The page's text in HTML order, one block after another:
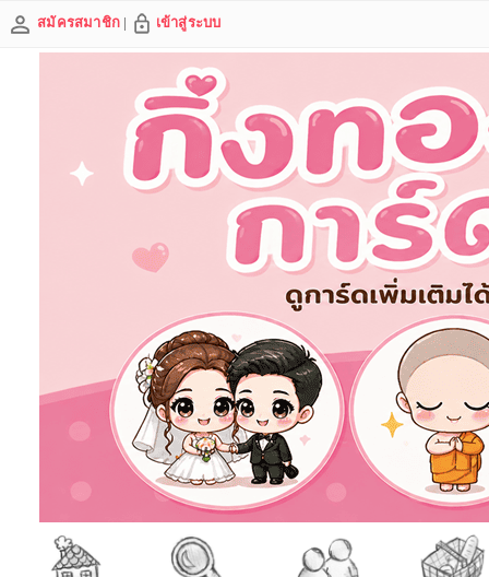
สมัครสมาชิก | เข้าสู่ระบบ